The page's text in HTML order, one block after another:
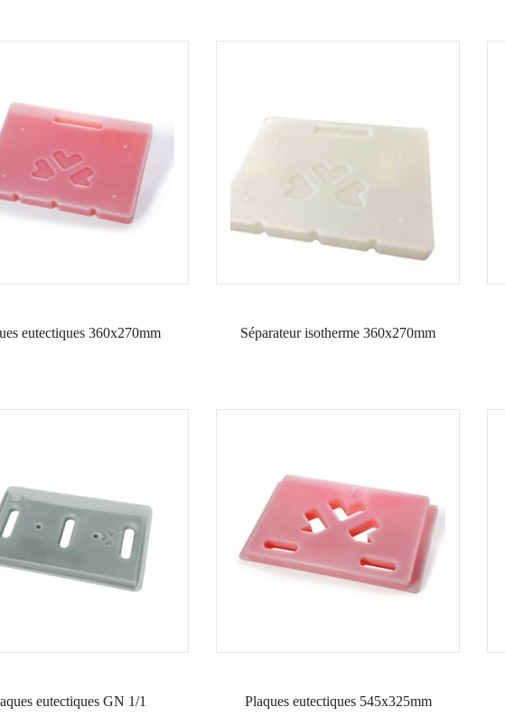
eutectiques 360x270mm Séparateur isotherme 360x270mm
eutectiques GN 1/1 Plaques eutectiques 545x325mm